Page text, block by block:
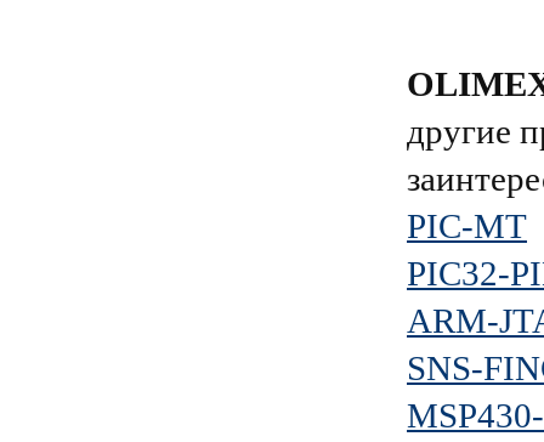
другие
PIC-MT
PIC32-
ARM-
SNS-